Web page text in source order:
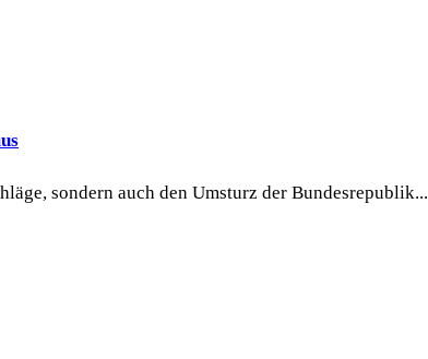
sondern auch den Umsturz der Bundesrepublik...